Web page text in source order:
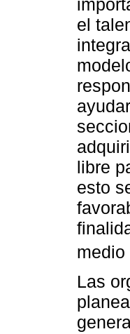
el
libre
esto
Las